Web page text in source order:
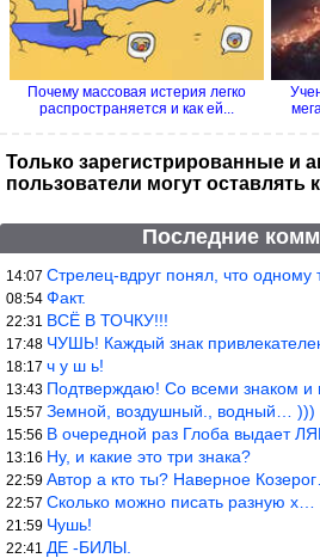
Почему массовая истерия легко
распространяется и как ей...
Только зарегистрированные и
пользователи могут оставлять
Последние
14:07 Стрелец-вдруг понял, что одному
08:54 Факт.
22:31 ВСЁ В ТОЧКУ!!!
17:48 ЧУШЬ! Каждый знак привлекателен! И
18:17 ч у ш ь!
13:43 Подтверждаю! Со всеми знаком и
15:57 Земной, воздушный., водный… )))
15:56 В очередной раз Глоба выдает ЛЯП! А
13:16 Ну, и какие это три знака?
22:59 Автор а кто ты? Наверное Козерог…
22:57 Сколько можно писать разную х…
21:59 Чушь!
22:41 ДЕ -БИЛЫ.